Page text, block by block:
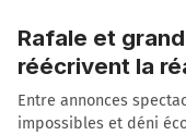
Rafale et
réécrivent la
Entre annonces
impossibles et déni